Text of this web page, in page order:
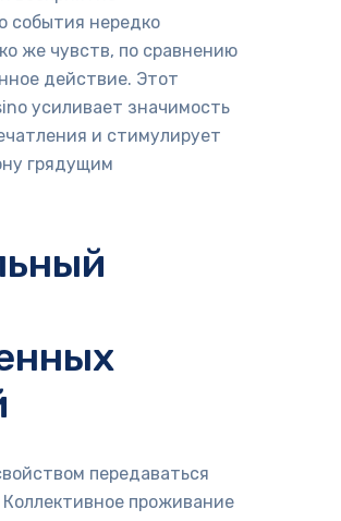
события нередко
же чувств, по сравнению
действие. Этот
усиливает значимость
и стимулирует
грядущим
передаваться
проживание